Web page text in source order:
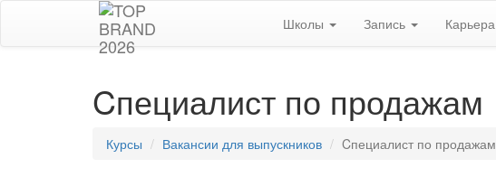
Школы Запись Карьера
Cпециалист по продажам
Курсы Вакансии для выпускников Cпециалист по продажам